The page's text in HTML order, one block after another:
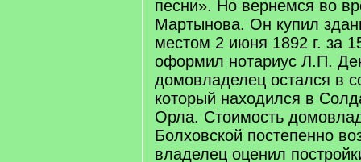
песни». Но вернемся во
Мартынова. Он купил
местом 2 июня 1892 г. за
оформил нотариус Л.П.
домовладелец остался в
который находился в
Орла. Стоимость
Болховской постепенно
владелец оценил